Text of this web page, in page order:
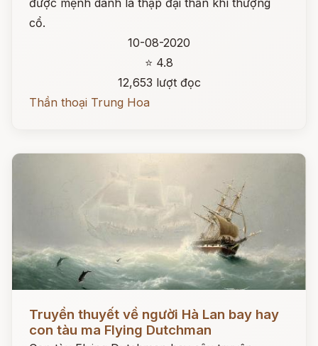
được mệnh danh là thập đại thần khí thượng
cổ.
10-08-2020
⭐ 4.8
12,653 lượt đọc
Thần thoại Trung Hoa
Đọc ngay
Truyền thuyết về người Hà Lan bay hay
con tàu ma Flying Dutchman